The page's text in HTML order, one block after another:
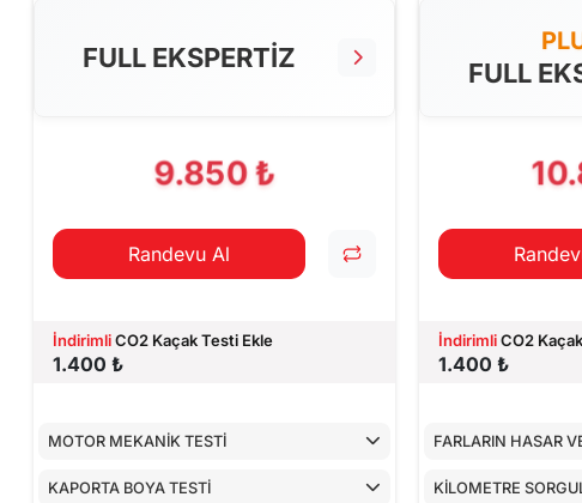
TORPİDO
FULL EKSPERTİZ
9.850 ₺
Randevu Al
İndirimliCO2 Kaçak Testi Ekle
1.400 ₺
MOTOR MEKANİK TESTİ
KAPORTA BOYA TESTİ
FULL
İndirimliCO2
1.400 ₺
FARLARIN HASAR
KİLOMETRE